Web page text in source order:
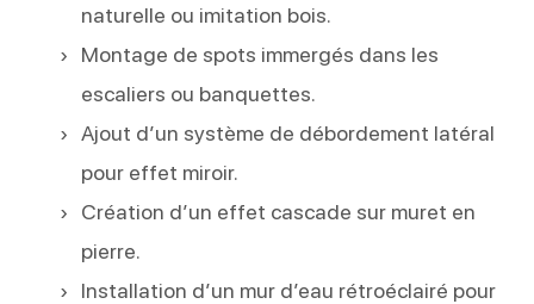
naturelle ou imitation bois.
Montage de spots immergés dans les
escaliers ou banquettes.
Ajout d’un système de débordement latéral
pour effet miroir.
Création d’un effet cascade sur muret en
pierre.
Installation d’un mur d’eau rétroéclairé pour